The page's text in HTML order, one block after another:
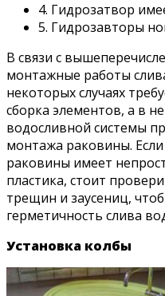
4. Гидрозатвор
5. Гидрозавторы
В связи с
монтажные работы
некоторых случаях
сборка элементов, а в
водосливной системы
монтажа раковины.
раковины имеет
пластика, стоит
трещин и заусениц,
герметичность слива
Установка колбы